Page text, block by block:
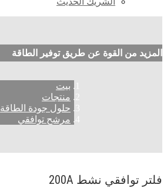
المزيد من القوة عن طريق توفير الطاقة
بيت
منتجات
حلول جودة الطاقة
مرشح توافقي
فلتر توافقي نشط 200A